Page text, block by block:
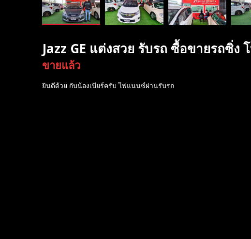
Jazz GE แต่งสวย รับรถ ซื้อขายรถซิ่ง
ขายแล้ว
ยินดีด้วย กับน้องเบียร์ครับ ไฟแนนซ์ผ่านรับรถ